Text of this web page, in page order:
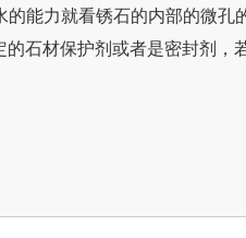
能力就看锈石的内部的微孔的
石材保护剂或者是密封剂